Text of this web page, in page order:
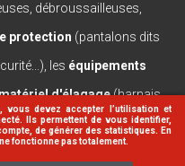
vous devez accepter l’utilisation et
Ils permettent de vous identifier,
de générer des statistiques. En
fonctionne pas totalement.
débroussailleuses,
protection (pantalons dits
les équipements
d'élagage(harnais,